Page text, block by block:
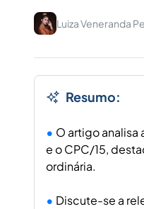
Luiza Veneranda
Resumo:
O artigo
e o CPC/15,
ordinária.
Discute-se a